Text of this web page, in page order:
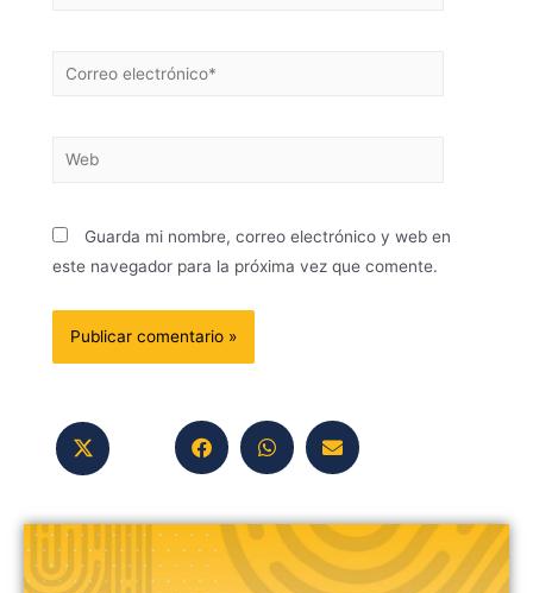
Guarda mi nombre, correo electrónico y web en
este navegador para la próxima vez que comente.